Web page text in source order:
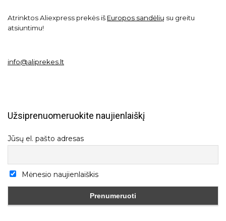
Atrinktos Aliexpress prekės iš Europos sandėlių su greitu
atsiuntimu!
info@aliprekes.lt
Užsiprenuomeruokite naujienlaiškį
Jūsų el. pašto adresas
Mėnesio naujienlaiškis